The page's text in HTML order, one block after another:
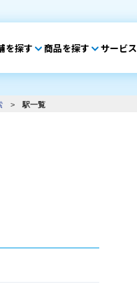
を探す 商品を探す サービス
> 駅一覧